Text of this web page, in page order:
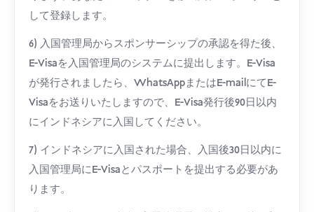
して登録します。
6) 入国管理局からスポンサーシップの承認を得た後、
E-Visaを入国管理局のシステムに提出します。E-Visa
が発行されましたら、WhatsAppまたはE-mailにてE-
Visaをお送りいたしますので、E-Visa発行後90日以内
にインドネシアに入国してください。
7) インドネシアに入国された場合、入国後30日以内に
入国管理局にE-Visaとパスポートを提出する必要があ
ります。